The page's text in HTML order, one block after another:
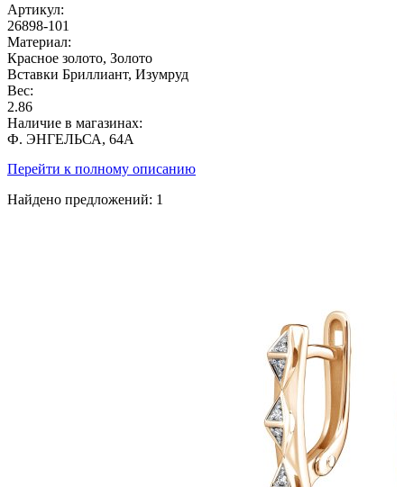
Артикул:
26898-101
Материал:
Красное золото, Золото
Вставки Бриллиант, Изумруд
Вес:
2.86
Наличие в магазинах:
Ф. ЭНГЕЛЬСА, 64А
Перейти к полному описанию
Найдено предложений: 1